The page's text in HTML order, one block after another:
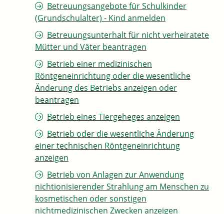
Betreuungsangebote für Schulkinder
(Grundschulalter) - Kind anmelden
Betreuungsunterhalt für nicht verheiratete
Mütter und Väter beantragen
Betrieb einer medizinischen
Röntgeneinrichtung oder die wesentliche
Änderung des Betriebs anzeigen oder
beantragen
Betrieb eines Tiergeheges anzeigen
Betrieb oder die wesentliche Änderung
einer technischen Röntgeneinrichtung
anzeigen
Betrieb von Anlagen zur Anwendung
nichtionisierender Strahlung am Menschen zu
kosmetischen oder sonstigen
nichtmedizinischen Zwecken anzeigen